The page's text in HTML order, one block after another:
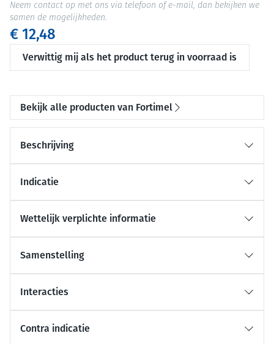
€ 12,48
Verwittig mij als het product terug in voorraad is
Neem contact op met ons via telefoon of e-mail, dan bekijken we
samen de mogelijkheden.
Bekijk alle producten van Fortimel
Beschrijving
Indicatie
Wettelijk verplichte informatie
Samenstelling
Interacties
Contra indicatie